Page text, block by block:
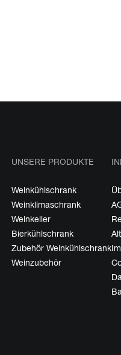
UNSERE PRODUKTE
Weinkühlschrank
Weinklimaschrank
Weinkeller
Bierkühlschrank
Zubehör Weinkühlschrank
Weinzubehör